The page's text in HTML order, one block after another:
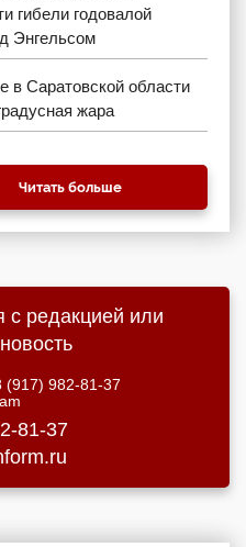
гибели годовалой
Энгельсом
в Саратовской области
жара
Читать больше
с редакцией или
(917) 982-81-37
81-37